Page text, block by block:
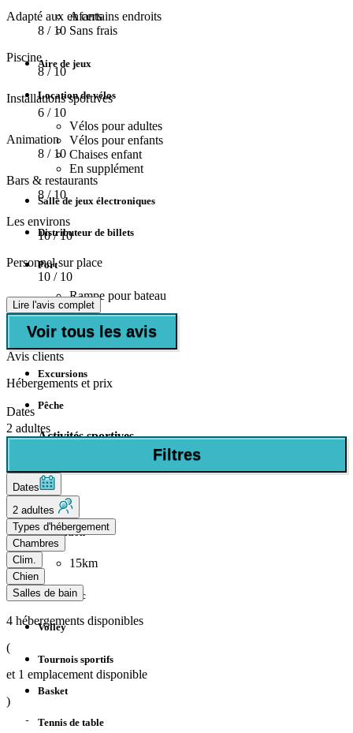
A certains endroits
Sans frais
Aire de jeux
Location de vélos
Vélos pour adultes
Vélos pour enfants
Chaises enfant
En supplément
Salle de jeux électroniques
Distributeur de billets
Port
Rampe pour bateau
1km
Excursions
Pêche
Activités sportives
Foot
Tennis
Équitation
15km
Tir-à-l'arc
Volley
Tournois sportifs
Basket
Tennis de table
Adapté aux enfants
8 / 10
Piscine
8/ 10
Installations sportives
6 / 10
Animation
8 / 10
Bars & restaurants
8 / 10
Les environs
10/ 10
Personnel sur place
10 / 10
Lire l'avis complet
Voir tous les avis
Avis clients
Hébergements et prix
Dates
2 adultes
Filtres
Dates
2 adultes
Types d'hébergement
Chambres
Clim.
Chien
Salles de bain
4 hébergements disponibles
(
et 1 emplacement disponible
)